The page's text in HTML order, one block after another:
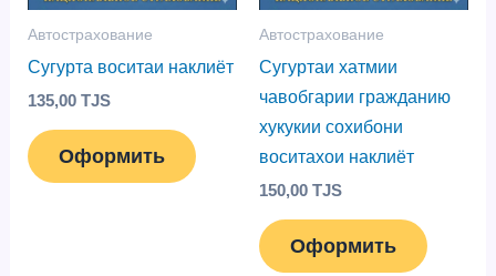
Автострахование
Сугурта воситаи наклиёт
135,00TJS
Оформить
Автострахование
Сугуртаи хатмии
чавобгарии гражданию
хукукии сохибони
воситахои наклиёт
150,00 TJS
Оформить